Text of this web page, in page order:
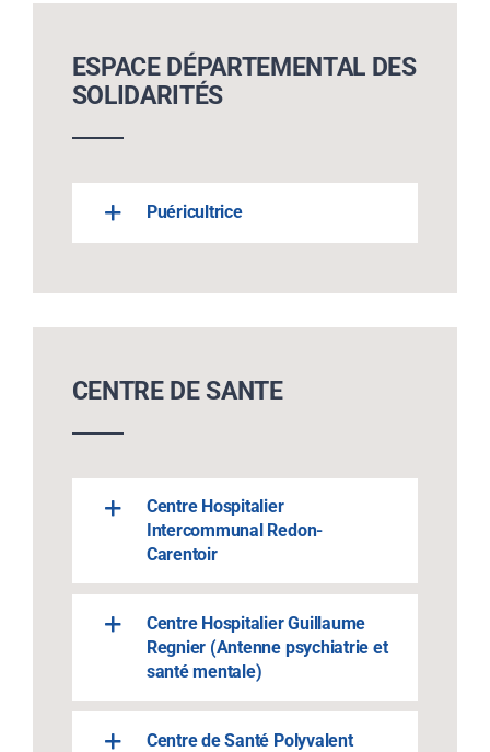
ESPACE DÉPARTEMENTAL DES
SOLIDARITÉS
Puéricultrice
CENTRE DE SANTE
Centre Hospitalier
Intercommunal Redon-
Carentoir
Centre Hospitalier Guillaume
Regnier (Antenne psychiatrie et
santé mentale)
Centre de Santé Polyvalent